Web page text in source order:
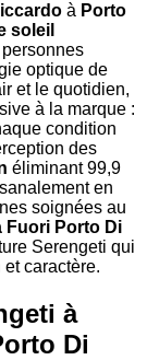
à Porto
soleil
optique de
et le quotidien,
à la marque :
condition
des
éliminant 99,9
en
soignées au
Fuori Porto Di
Serengeti qui
caractère.
à
Di